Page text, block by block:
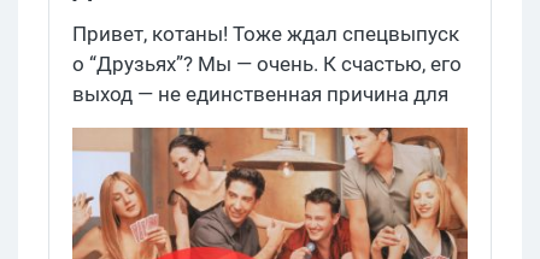
порш, Apple за пару кликов и
ламповые вечеринки. С кем
встретить лето 2021?
Привет, котаны! Тоже ждал спецвыпуск
о “Друзьях”? Мы — очень. К счастью, его
выход — не единственная причина для
классного настроения. В июне пройдет
несколько ярких мероприятий, которые
порадуют нетворкингом, коктейлями и
даже зоной казино. И это еще не всё!
Партнерка ClickDealer придумала, как